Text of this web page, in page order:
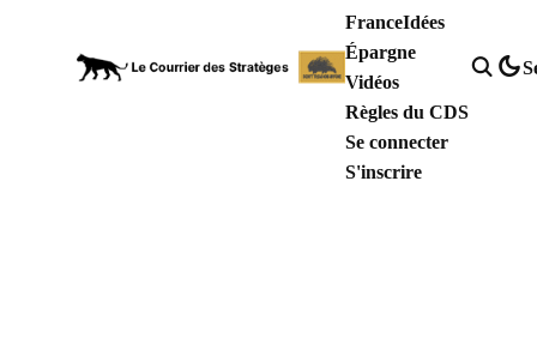
FranceIdées
Épargne
Vidéos
Règles du CDS
Se connecter
S'inscrire